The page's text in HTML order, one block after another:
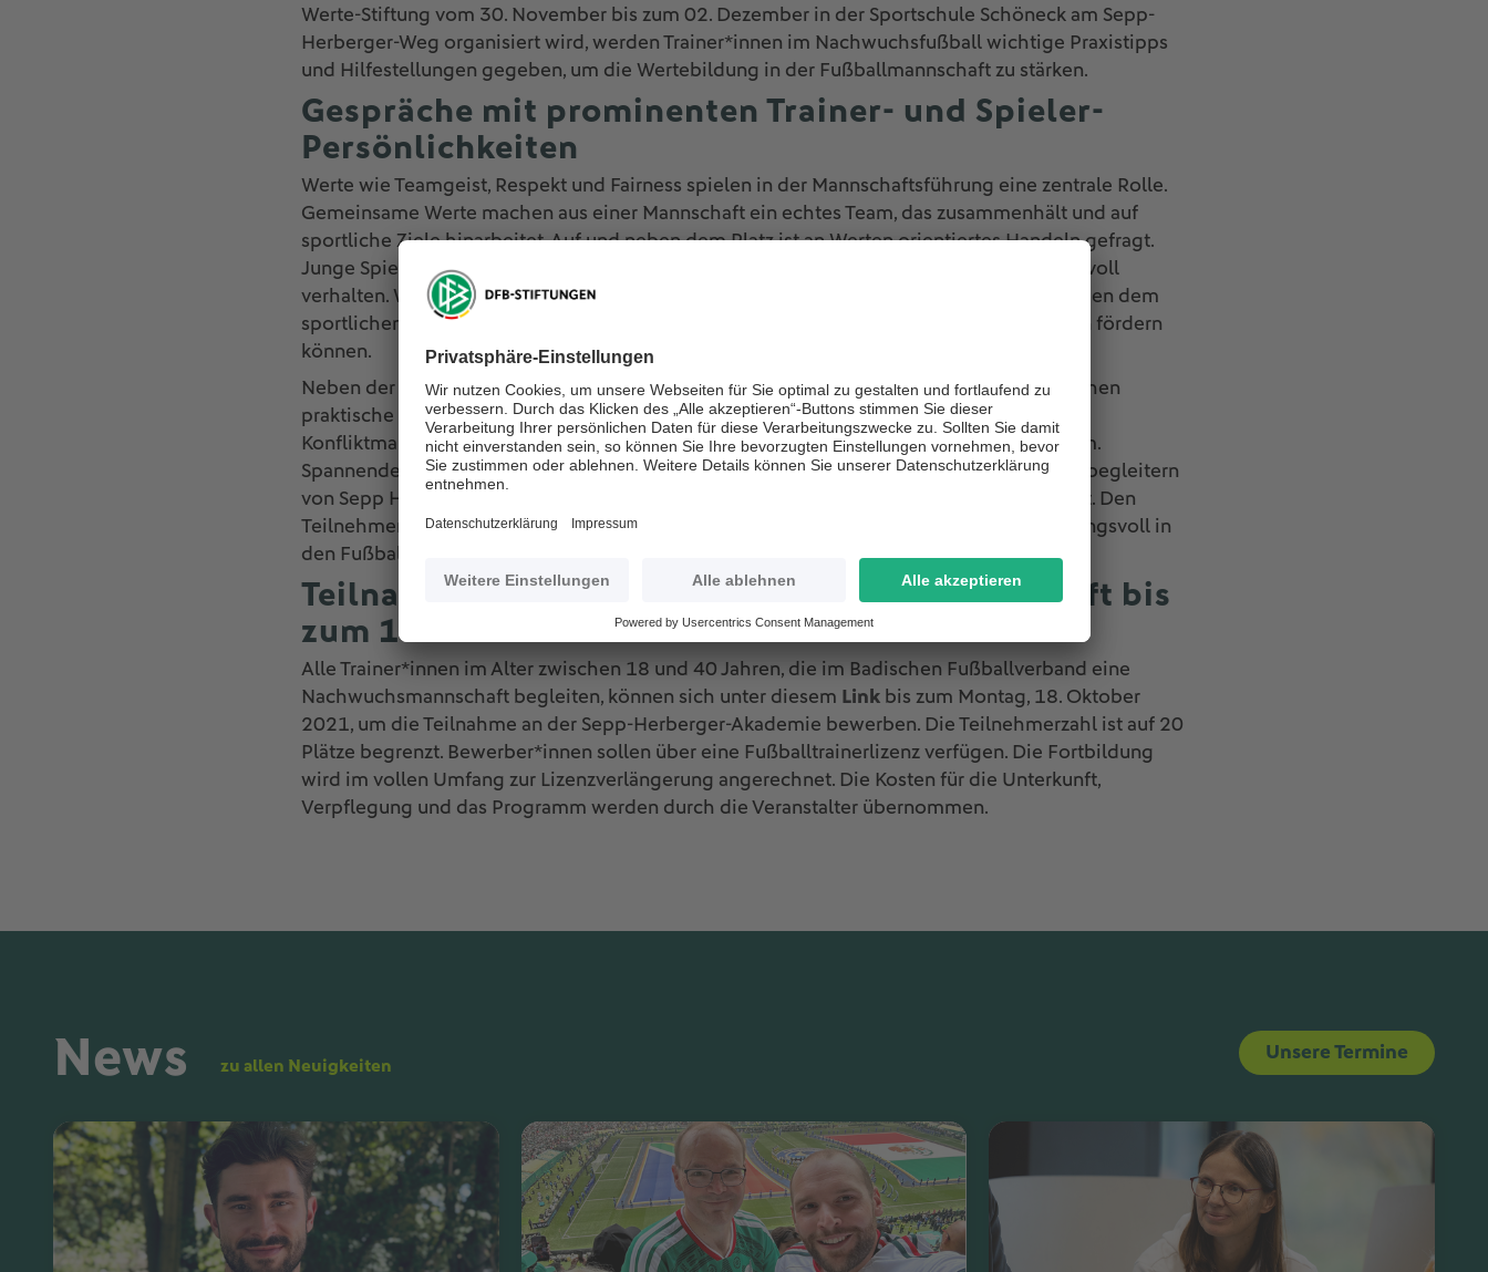
Werte-Stiftung vom 30. November bis zum 02. Dezember in der Sportschule Schöneck am Sepp-
Herberger-Weg organisiert wird, werden Trainer*innen im Nachwuchsfußball wichtige Praxistipps
und Hilfestellungen gegeben, um die Wertebildung in der Fußballmannschaft zu stärken.
Gespräche mit prominenten Trainer- und Spieler-
Persönlichkeiten
Werte wie Teamgeist, Respekt und Fairness spielen in der Mannschaftsführung eine zentrale Rolle.
Gemeinsame Werte machen aus einer Mannschaft ein echtes Team, das zusammenhält und auf
sportliche Ziele hinarbeitet. Auf und neben dem Platz ist an Werten orientiertes Handeln gefragt.
Junge Spieler*innen sollen Verantwortung übernehmen, Konflikte lösen und sich respektvoll
verhalten. Wir möchten zeigen, wie Trainer*innen diesen Prozess unterstützen und so neben dem
sportlichen Können auf dem Platz auch die Persönlichkeitsentwicklung der Spieler*innen fördern
können.
Neben der Auseinandersetzung mit den eigenen Werten und der eigenen Trainerrolle stehen
praktische Methoden, Fußballtrainingseinheiten und Workshops zu Teambuilding,
Konfliktmanagement, interkulturelle Kompetenz oder Kommunikation auf dem Programm.
Spannende Talk-Runden mit prominenten Trainer- und Spieler-Persönlichkeiten und Wegbegleitern
von Sepp Herberger oder eine Trainingseinheit im Blindenfußball erweitern den Horizont. Den
Teilnehmenden werden vielseitige Impulse gegeben, um Wertebildung direkt und wirkungsvoll in
den Fußball- und Trainingsalltag zu integrieren.
Teilnahme ist kostenfrei / Bewerbungsphase läuft bis
zum 18.10.2021
Alle Trainer*innen im Alter zwischen 18 und 40 Jahren, die im Badischen Fußballverband eine
Nachwuchsmannschaft begleiten, können sich unter diesem Link bis zum Montag, 18. Oktober
2021, um die Teilnahme an der Sepp-Herberger-Akademie bewerben. Die Teilnehmerzahl ist auf 20
Plätze begrenzt. Bewerber*innen sollen über eine Fußballtrainerlizenz verfügen. Die Fortbildung
wird im vollen Umfang zur Lizenzverlängerung angerechnet. Die Kosten für die Unterkunft,
Verpflegung und das Programm werden durch die Veranstalter übernommen.
News zu allen Neuigkeiten
Unsere Termine